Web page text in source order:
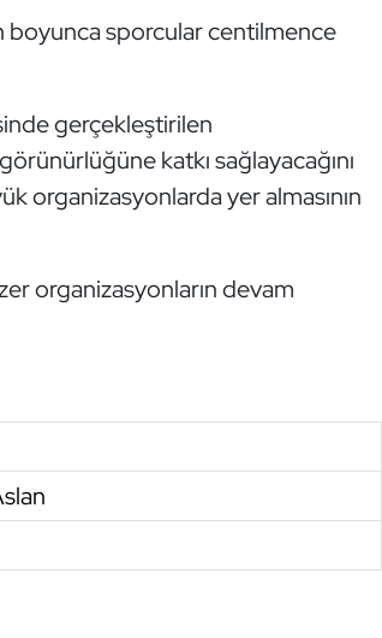
boyunca sporcular centilmence
gerçekleştirilen
katkı sağlayacağını
organizasyonlarda yer almasının
organizasyonların devam